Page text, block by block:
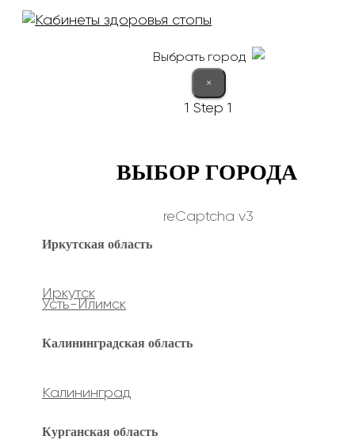
Выбрать город
×
1 Step 1
ВЫБОР ГОРОДА
reCaptcha v3
Иркутская область
Иркутск
Усть-Илимск
Калининградская область
Калининград
Курганская область